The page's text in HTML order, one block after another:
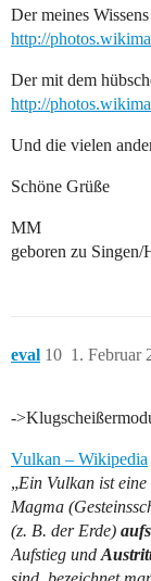
Der meines
http://
Der mit dem
http://
Und die vielen
Schöne Grüße
MM
geboren zu Singen/
eval 1. Februar
10
-
Vulkan – Wikipedia
„Ein Vulkan ist
Magma
(z. B. der Erde)
Aufstieg und